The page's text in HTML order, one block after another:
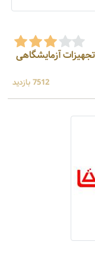
انواع تجهیزات آزمایشگاهی
7512 بازدید